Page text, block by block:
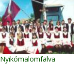
Nyikómalomfalva